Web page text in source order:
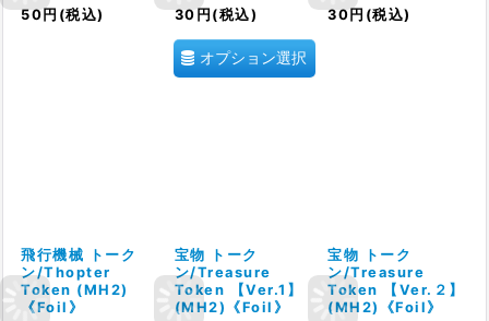
50 円 (税込)
30 円 (税込)
オプション選択
30 円 (税込)
飛行機械 トーク
ン/Thopter
Token (MH2)
《Foil》
宝物 トーク
ン/Treasure
Token 【Ver.1】
(MH2)《Foil》
宝物 トーク
ン/Treasure
Token 【Ver.２】
(MH2)《Foil》